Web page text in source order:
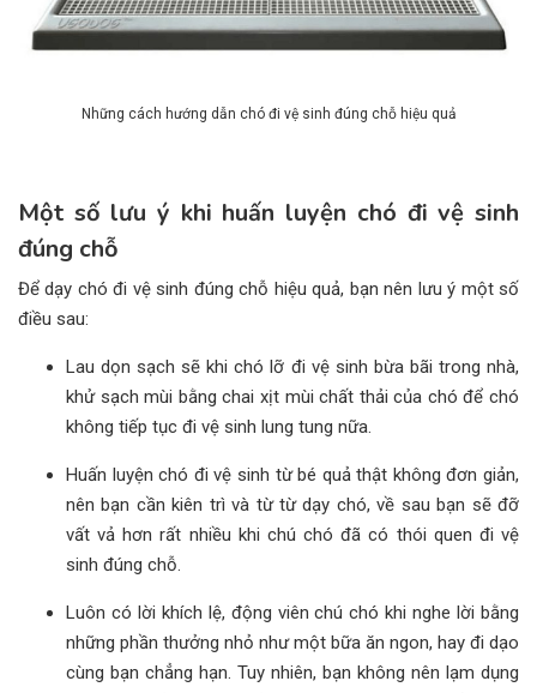
Những cách hướng dẫn chó đi vệ sinh đúng chỗ hiệu quả
Một số lưu ý khi huấn luyện chó đi vệ sinh
đúng chỗ
Để dạy chó đi vệ sinh đúng chỗ hiệu quả, bạn nên lưu ý một số
điều sau:
Lau dọn sạch sẽ khi chó lỡ đi vệ sinh bừa bãi trong nhà,
khử sạch mùi bằng chai xịt mùi chất thải của chó để chó
không tiếp tục đi vệ sinh lung tung nữa.
Huấn luyện chó đi vệ sinh từ bé quả thật không đơn giản,
nên bạn cần kiên trì và từ từ dạy chó, về sau bạn sẽ đỡ
vất vả hơn rất nhiều khi chú chó đã có thói quen đi vệ
sinh đúng chỗ.
Luôn có lời khích lệ, động viên chú chó khi nghe lời bằng
những phần thưởng nhỏ như một bữa ăn ngon, hay đi dạo
cùng bạn chẳng hạn. Tuy nhiên, bạn không nên lạm dụng